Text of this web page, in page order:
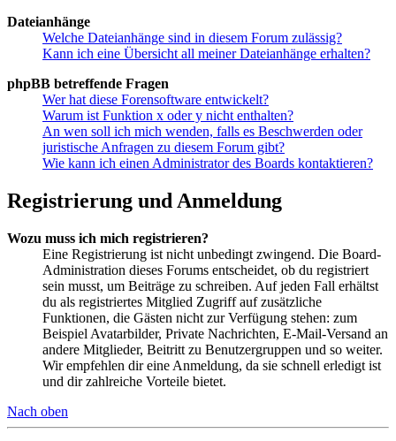
Dateianhänge
Welche Dateianhänge sind in diesem Forum zulässig?
Kann ich eine Übersicht all meiner Dateianhänge erhalten?
phpBB betreffende Fragen
Wer hat diese Forensoftware entwickelt?
Warum ist Funktion x oder y nicht enthalten?
An wen soll ich mich wenden, falls es Beschwerden oder
juristische Anfragen zu diesem Forum gibt?
Wie kann ich einen Administrator des Boards kontaktieren?
Registrierung und Anmeldung
Wozu muss ich mich registrieren?
Eine Registrierung ist nicht unbedingt zwingend. Die Board-
Administration dieses Forums entscheidet, ob du registriert
sein musst, um Beiträge zu schreiben. Auf jeden Fall erhältst
du als registriertes Mitglied Zugriff auf zusätzliche
Funktionen, die Gästen nicht zur Verfügung stehen: zum
Beispiel Avatarbilder, Private Nachrichten, E-Mail-Versand an
andere Mitglieder, Beitritt zu Benutzergruppen und so weiter.
Wir empfehlen dir eine Anmeldung, da sie schnell erledigt ist
und dir zahlreiche Vorteile bietet.
Nach oben